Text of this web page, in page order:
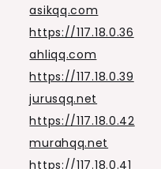
asikqq.com
https://117.18.0.36
ahliqq.com
https://117.18.0.39
jurusqq.net
https://117.18.0.42
murahqq.net
https://117.18.0.41